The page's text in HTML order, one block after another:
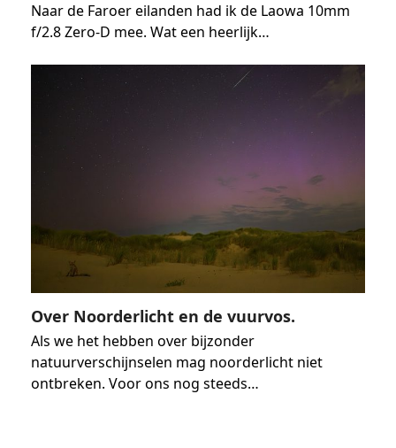
Naar de Faroer eilanden had ik de Laowa 10mm
f/2.8 Zero-D mee. Wat een heerlijk…
Over Noorderlicht en de vuurvos.
Als we het hebben over bijzonder
natuurverschijnselen mag noorderlicht niet
ontbreken. Voor ons nog steeds…